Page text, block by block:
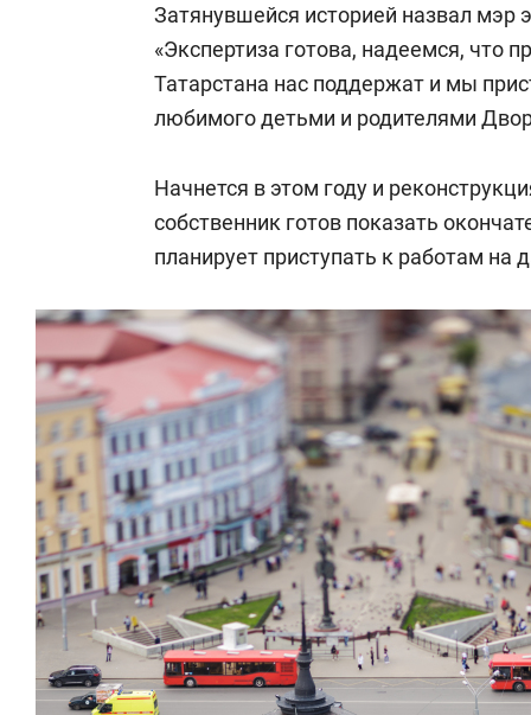
Затянувшейся историей назвал мэр
«Экспертиза готова, надеемся, что
Татарстана нас поддержат и мы
любимого детьми и родителями
Начнется в этом году и
собственник готов показать
планирует приступать к работам на